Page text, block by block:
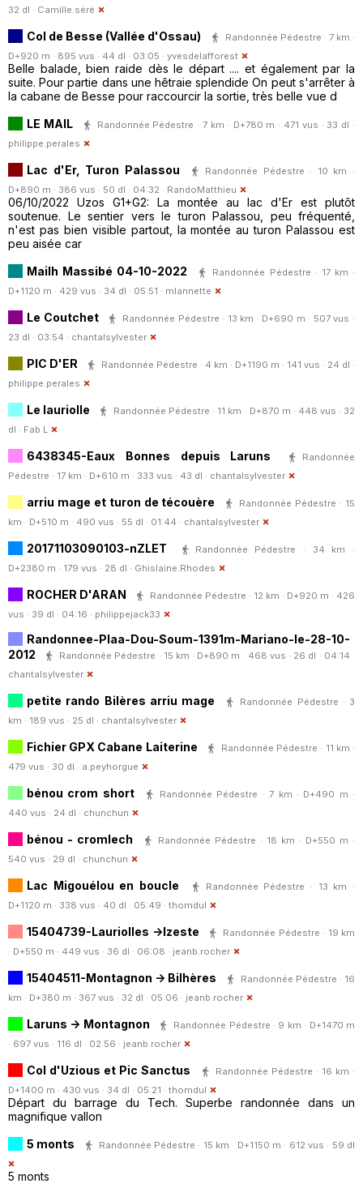
32 dl · Camille.séré
Col de Besse (Vallée d'Ossau)
Randonnée Pédestre · 7 km ·
D+920 m · 895 vus · 44 dl · 03:05 · yvesdelafforest
Belle balade, bien raide dès le départ .... et également par la
suite. Pour partie dans une hêtraie splendide On peut s'arrêter à
la cabane de Besse pour raccourcir la sortie, très belle vue d
LE MAIL
Randonnée Pédestre · 7 km · D+780 m · 471 vus · 33 dl ·
philippe.perales
Lac d'Er, Turon Palassou
Randonnée Pédestre · 10 km ·
D+890 m · 386 vus · 50 dl · 04:32 · RandoMatthieu
06/10/2022 Uzos G1+G2: La montée au lac d'Er est plutôt
soutenue. Le sentier vers le turon Palassou, peu fréquenté,
n'est pas bien visible partout, la montée au turon Palassou est
peu aisée car
Mailh Massibé 04-10-2022
Randonnée Pédestre · 17 km ·
D+1120 m · 429 vus · 34 dl · 05:51 · mlannette
Le Coutchet
Randonnée Pédestre · 13 km · D+690 m · 507 vus ·
23 dl · 03:54 · chantalsylvester
PIC D'ER
Randonnée Pédestre · 4 km · D+1190 m · 141 vus · 24 dl ·
philippe.perales
Le lauriolle
Randonnée Pédestre · 11 km · D+870 m · 448 vus · 32
dl · Fab L
6438345-Eaux Bonnes depuis Laruns
Randonnée
Pédestre · 17 km · D+610 m · 333 vus · 43 dl · chantalsylvester
arriu mage et turon de técouère
Randonnée Pédestre · 15
km · D+510 m · 490 vus · 55 dl · 01:44 · chantalsylvester
20171103090103-nZLET
Randonnée Pédestre · 34 km ·
D+2380 m · 179 vus · 28 dl · Ghislaine.Rhodes
ROCHER D'ARAN
Randonnée Pédestre · 12 km · D+920 m · 426
vus · 39 dl · 04:16 · philippejack33
Randonnee-Plaa-Dou-Soum-1391m-Mariano-le-28-10-
2012
Randonnée Pédestre · 15 km · D+890 m · 468 vus · 26 dl · 04:14 ·
chantalsylvester
petite rando Bilères arriu mage
Randonnée Pédestre · 3
km · 189 vus · 25 dl · chantalsylvester
Fichier GPX Cabane Laiterine
Randonnée Pédestre · 11 km ·
479 vus · 30 dl · a.peyhorgue
bénou crom short
Randonnée Pédestre · 7 km · D+490 m ·
440 vus · 24 dl · chunchun
bénou - cromlech
Randonnée Pédestre · 18 km · D+550 m ·
540 vus · 29 dl · chunchun
Lac Migouélou en boucle
Randonnée Pédestre · 13 km ·
D+1120 m · 338 vus · 40 dl · 05:49 · thomdul
15404739-Lauriolles ->Izeste
Randonnée Pédestre · 19 km
· D+550 m · 449 vus · 36 dl · 06:08 · jeanb.rocher
15404511-Montagnon -> Bilhères
Randonnée Pédestre · 16
km · D+380 m · 367 vus · 32 dl · 05:06 · jeanb.rocher
Laruns -> Montagnon
Randonnée Pédestre · 9 km · D+1470 m
· 697 vus · 116 dl · 02:56 · jeanb.rocher
Col d'Uzious et Pic Sanctus
Randonnée Pédestre · 16 km ·
D+1400 m · 430 vus · 34 dl · 05:21 · thomdul
Départ du barrage du Tech. Superbe randonnée dans un
magnifique vallon
5 monts
Randonnée Pédestre · 15 km · D+1150 m · 612 vus · 59 dl
5 monts